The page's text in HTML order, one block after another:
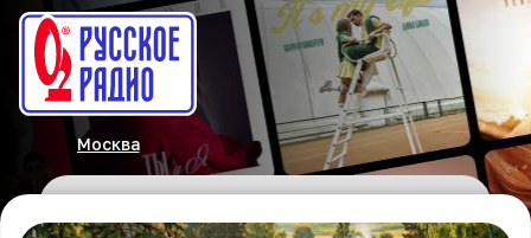
Москва